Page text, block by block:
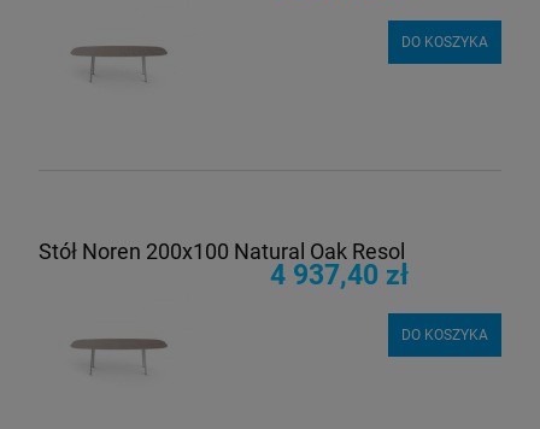
DO KOSZYKA
Stół Noren 200x100 Natural Oak Resol
4 937,40 zł
DO KOSZYKA